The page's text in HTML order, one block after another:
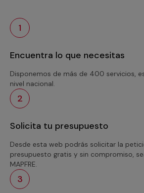
1
Encuentra lo que necesitas
Disponemos de más de 400 servicios,
nivel nacional.
2
Solicita tu presupuesto
Desde esta web podrás solicitar la
presupuesto gratis y sin compromiso,
MAPFRE.
3